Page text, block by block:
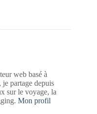
web basé à
partage depuis
sur le voyage, la
Mon profil